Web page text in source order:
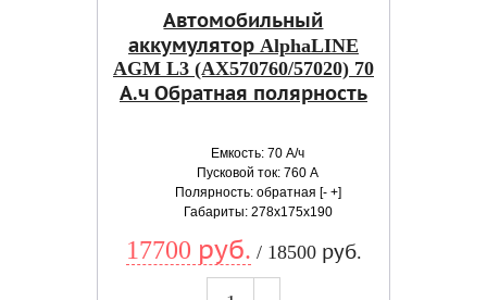
Автомобильный
аккумулятор AlphaLINE
AGM L3 (AX570760/57020) 70
А.ч Обратная полярность
Емкость: 70 А/ч
Пусковой ток: 760 А
Полярность: обратная [- +]
Габариты: 278x175x190
17700 руб. / 18500 руб.